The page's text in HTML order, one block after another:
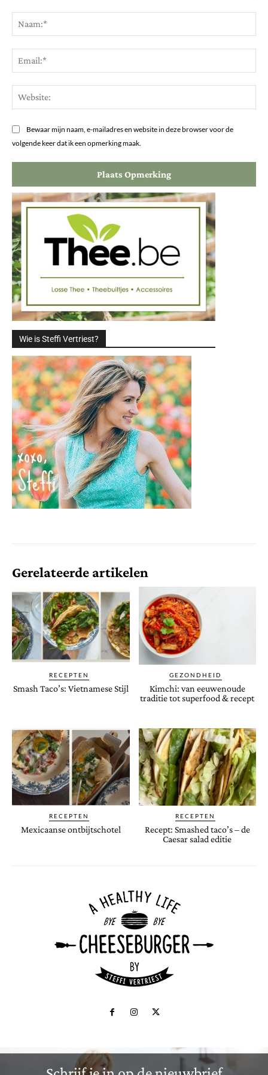
Bewaar mijn naam, e-mailadres en website in deze browser voor de
volgende keer dat ik een opmerking maak.
Wie is Steffi Vertriest?
Gerelateerde artikelen
RECEPTEN
Smash Taco’s: Vietnamese Stijl
GEZONDHEID
Kimchi: van eeuwenoude
traditie tot superfood & recept
RECEPTEN
Mexicaanse ontbijtschotel
RECEPTEN
Recept: Smashed taco’s – de
Caesar salad editie